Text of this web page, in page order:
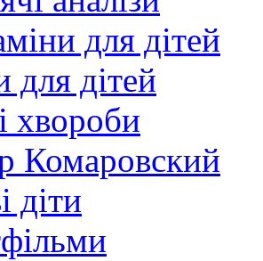
для дітей
для дітей
хвороби
Комаровский
діти